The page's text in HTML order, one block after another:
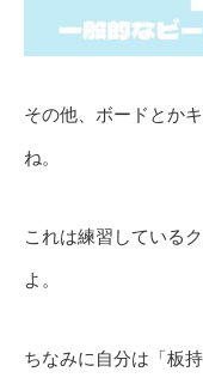
その他、ボードとか
ね。
これは練習している
よ。
ちなみに自分は「板